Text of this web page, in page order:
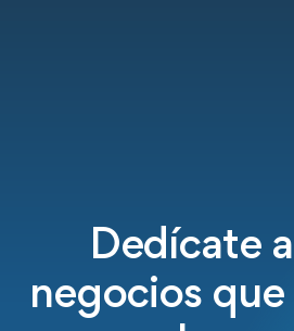
Dedícate
negocios